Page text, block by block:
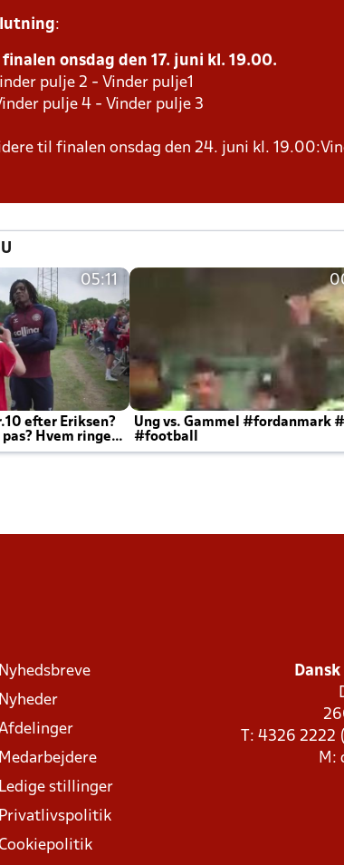
:
onsdag den 17. juni kl. 19.00.
pulje 2 - Vinder pulje1
pulje 4 - Vinder pulje 3
til finalen onsdag den 24. juni kl.
05:11
efter Eriksen?
Hvem ringer
kampe?
Ung vs. Gammel #fordanmark
#football
Nyhedsbreve
Nyheder
Medarbejdere
Ledige stillinger
Privatlivspolitik
T: 4326 2222
M: